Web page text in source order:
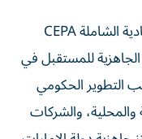
حصل مشروع اتفاقيات الشراكة الاقتصادية الشاملة CEPA
الجاهزية للمستقبل في
التطوير الحكومي
والشركات